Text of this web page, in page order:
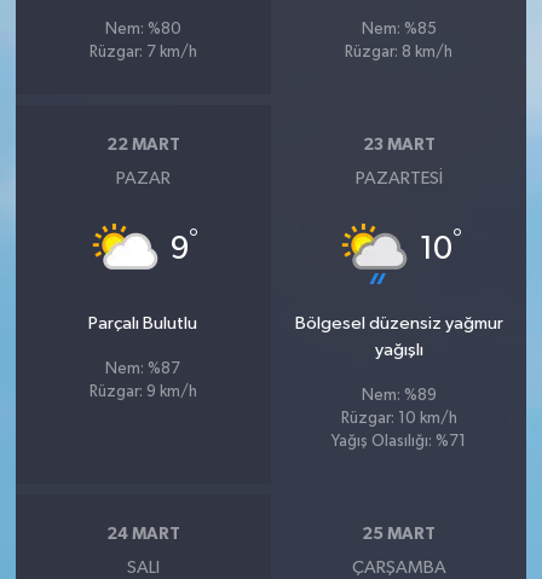
Nem: %80
Rüzgar: 7 km/h
Nem: %85
Rüzgar: 8 km/h
22 MART
PAZAR
9°
Parçalı Bulutlu
Nem: %87
Rüzgar: 9 km/h
23 MART
PAZARTESI
10°
Bölgesel düzensiz yağmur
yağışlı
Nem: %89
Rüzgar: 10 km/h
Yağış Olasılığı: %71
24 MART
SALI
25 MART
ÇARŞAMBA